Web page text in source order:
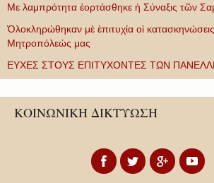
Με λαμπρότητα ἑορτάσθηκε ἡ Σύναξις τῶν
Ὁλοκληρώθηκαν μὲ ἐπιτυχία οἱ
Μητροπόλεώς μας
ΕΥΧΕΣ ΣΤΟΥΣ ΕΠΙΤΥΧΟΝΤΕΣ ΤΩΝ
ΚΟΙΝΩΝΙΚΗ ΔΙΚΤΥΩΣΗ